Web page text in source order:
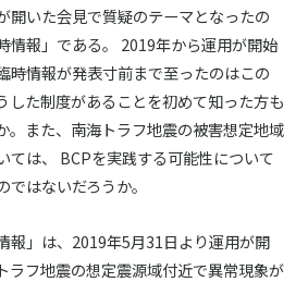
開いた会見で質疑のテーマとなったの
情報」である。 2019年から運用が開始
時情報が発表寸前まで至ったのはこの
した制度があることを初めて知った方も
。また、南海トラフ地震の被害想定地域
ては、 BCPを実践する可能性について
はないだろうか。
報」は、2019年5月31日より運用が開
ラフ地震の想定震源域付近で異常現象が